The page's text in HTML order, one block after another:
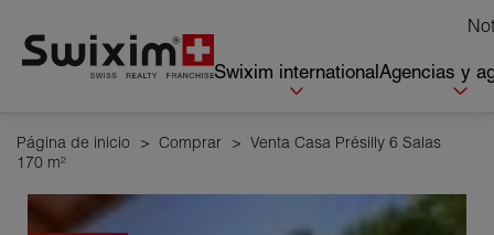
Swixim internationalAgencias y
Página de inicio > Comprar > Venta Casa Présilly 6 Salas
170 m²